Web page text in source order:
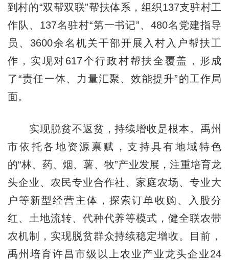
到村的“双帮双联”帮扶体系，组织137支驻村工
作队、137名驻村“第一书记”、480名党建指导
员、3600余名机关干部开展入村入户帮扶工
作，实现对617个行政村帮扶全覆盖，形成
了“责任一体、力量汇聚、效能提升”的工作局
面。
实现脱贫不返贫，持续增收是根本。禹州
市依托各地资源禀赋，支持具有地域特色
的“林、药、烟、薯、牧”产业发展，注重培育龙
头企业、农民专业合作社、家庭农场、专业大
户等新型经营主体，探索订单收购、入股分
红、土地流转、代种代养等模式，健全联农带
农机制，实现脱贫群众持续稳定增收。目前，
禹州培育许昌市级以上农业产业龙头企业24